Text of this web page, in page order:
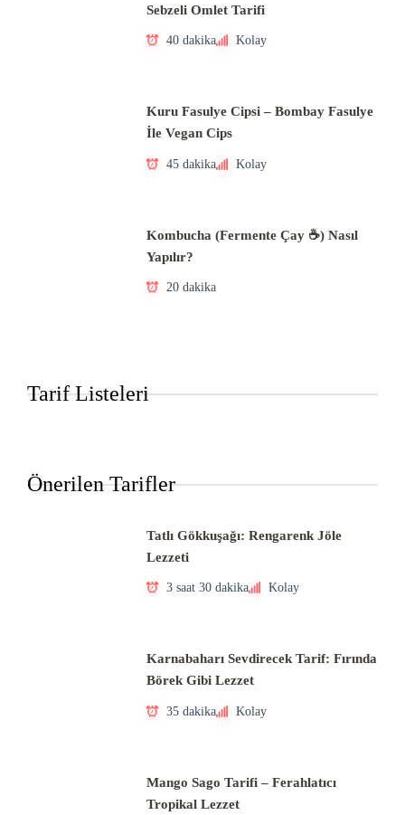
Sebzeli Omlet Tarifi
40 dakika Kolay
Kuru Fasulye Cipsi – Bombay Fasulye
İle Vegan Cips
45 dakika Kolay
Kombucha (Fermente Çay ☕) Nasıl
Yapılır?
20 dakika
Tarif Listeleri
Önerilen Tarifler
Tatlı Gökkuşağı: Rengarenk Jöle
Lezzeti
3 saat 30 dakika Kolay
Karnabaharı Sevdirecek Tarif: Fırında
Börek Gibi Lezzet
35 dakika Kolay
Mango Sago Tarifi – Ferahlatıcı
Tropikal Lezzet